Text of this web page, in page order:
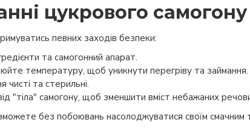
цукрового самогону
певних заходів безпеки:
та самогонний апарат.
температуру, щоб уникнути перегріву та займання.
та стерильні.
"тіла" самогону, щоб зменшити вміст небажаних
без побоювань насолоджуватися своїм